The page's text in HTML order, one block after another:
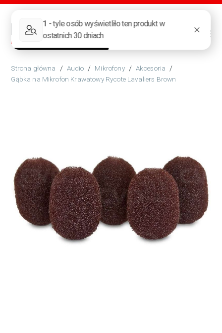
/ Audio / Mikrofony/ Akcesoria /
Gąbka na Mikrofon Krawatowy Rycote Lavaliers Brown